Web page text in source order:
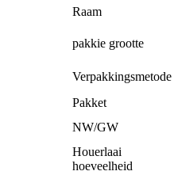
Raam
pakkie grootte
Verpakkingsmetode
Pakket
NW/GW
Houerlaai
hoeveelheid